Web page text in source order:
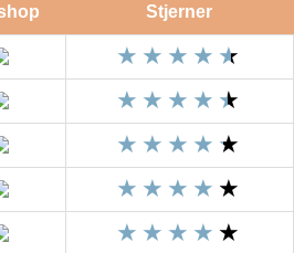
Stjerner